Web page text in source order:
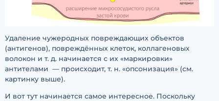
Удаление чужеродных повреждающих объектов
(антигенов), повреждённых клеток, коллагеновых
волокон и т. д. начинается с их «маркировки»
антителами — происходит, т. н. «опсонизация» (см.
картинку выше).
И вот тут начинается самое интересное. Поскольку